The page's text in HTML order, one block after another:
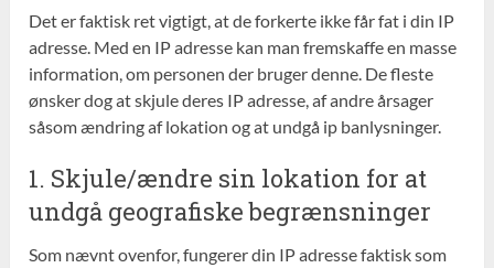
Det er faktisk ret vigtigt, at de forkerte ikke får fat i din IP
adresse. Med en IP adresse kan man fremskaffe en masse
information, om personen der bruger denne. De fleste
ønsker dog at skjule deres IP adresse, af andre årsager
såsom ændring af lokation og at undgå ip banlysninger.
1. Skjule/ændre sin lokation for at
undgå geografiske begrænsninger
Som nævnt ovenfor, fungerer din IP adresse faktisk som